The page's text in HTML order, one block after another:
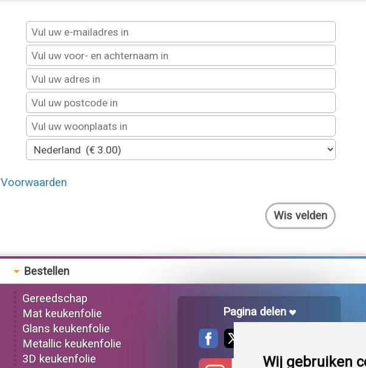
Wij gebruiken
Voorwaarden
Bestellen
Gereedschap
Mat keukenfolie
Glans keukenfolie
Metallic keukenfolie
3D keukenfolie
Pagina delen